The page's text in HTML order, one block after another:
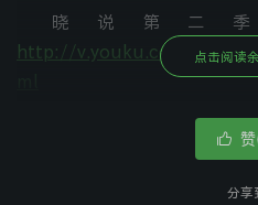
晓说第二
http://v.youku.com/
下期：晓说2017[113
点击阅读

分享